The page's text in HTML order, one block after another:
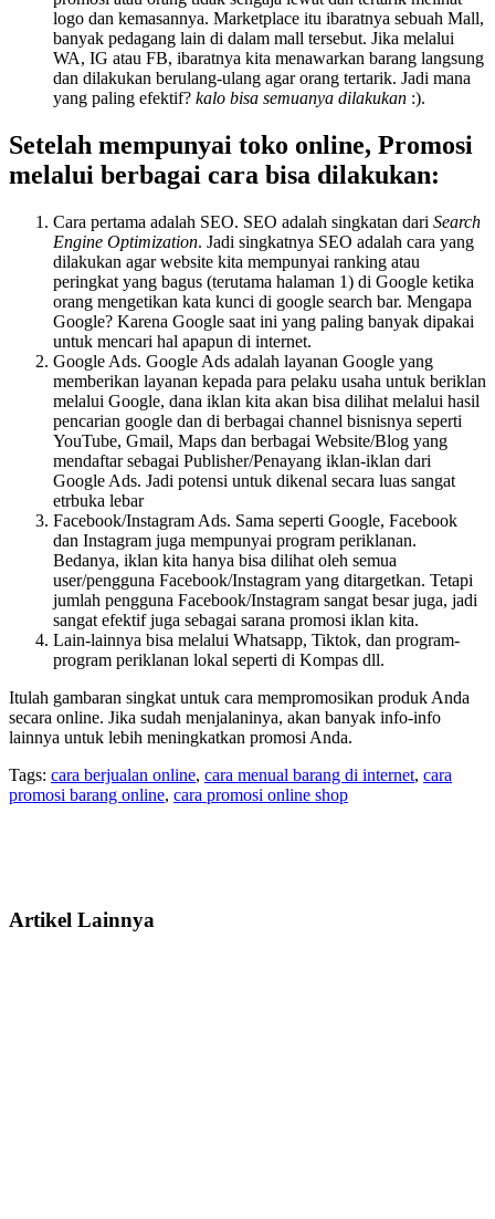
logo dan kemasannya. Marketplace itu ibaratnya sebuah Mall,
banyak pedagang lain di dalam mall tersebut. Jika melalui
WA, IG atau FB, ibaratnya kita menawarkan barang langsung
dan dilakukan berulang-ulang agar orang tertarik. Jadi mana
yang paling efektif? kalo bisa semuanya dilakukan :).
Setelah mempunyai toko online, Promosi
melalui berbagai cara bisa dilakukan:
Cara pertama adalah SEO. SEO adalah singkatan dari Search
Engine Optimization. Jadi singkatnya SEO adalah cara yang
dilakukan agar website kita mempunyai ranking atau
peringkat yang bagus (terutama halaman 1) di Google ketika
orang mengetikan kata kunci di google search bar. Mengapa
Google? Karena Google saat ini yang paling banyak dipakai
untuk mencari hal apapun di internet.
Google Ads. Google Ads adalah layanan Google yang
memberikan layanan kepada para pelaku usaha untuk beriklan
melalui Google, dana iklan kita akan bisa dilihat melalui hasil
pencarian google dan di berbagai channel bisnisnya seperti
YouTube, Gmail, Maps dan berbagai Website/Blog yang
mendaftar sebagai Publisher/Penayang iklan-iklan dari
Google Ads. Jadi potensi untuk dikenal secara luas sangat
etrbuka lebar
Facebook/Instagram Ads. Sama seperti Google, Facebook
dan Instagram juga mempunyai program periklanan.
Bedanya, iklan kita hanya bisa dilihat oleh semua
user/pengguna Facebook/Instagram yang ditargetkan. Tetapi
jumlah pengguna Facebook/Instagram sangat besar juga, jadi
sangat efektif juga sebagai sarana promosi iklan kita.
Lain-lainnya bisa melalui Whatsapp, Tiktok, dan program-
program periklanan lokal seperti di Kompas dll.
Itulah gambaran singkat untuk cara mempromosikan produk Anda
secara online. Jika sudah menjalaninya, akan banyak info-info
lainnya untuk lebih meningkatkan promosi Anda.
Tags: cara berjualan online, cara menual barang di internet, cara
promosi barang online, cara promosi online shop
Artikel Lainnya